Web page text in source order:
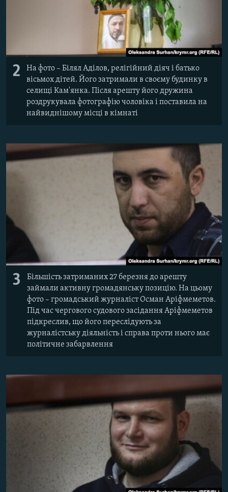
2
На фото – Білял Аділов, релігійний діяч і батько
вісьмох дітей. Його затримали в своєму будинку в
селищі Кам'янка. Після арешту його дружина
роздрукувала фотографію чоловіка і поставила на
найвиднішому місці в кімнаті
3
Більшість затриманих 27 березня до арешту
займали активну громадянську позицію. На цьому
фото – громадський журналіст Осман Аріфмеметов.
Під час чергового судового засідання Аріфмеметов
підкреслив, що його переслідують за
журналістську діяльність і справа проти нього має
політичне забарвлення